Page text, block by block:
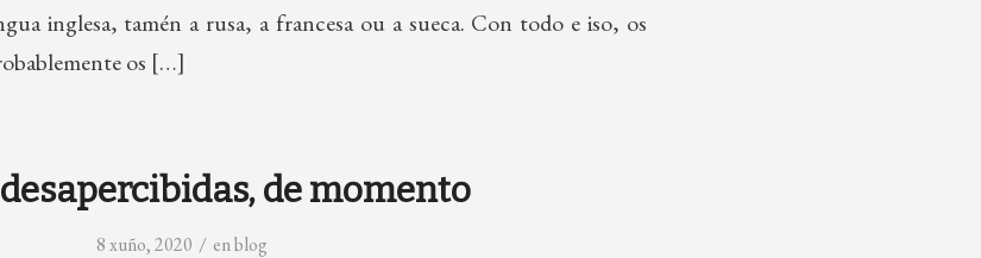
inglesa, tamén a rusa, a francesa ou a sueca. Con todo e iso, os
os […]
de momento
8 xuño, 2020 / enblog